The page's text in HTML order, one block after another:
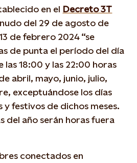
en el Decreto 3T
del 29 de agosto de
de febrero 2024 “se
de punta el período del día
18:00 y las 22:00 horas
abril, mayo, junio, julio,
exceptuándose los días
y festivos de dichos meses.
del año serán horas fuera
conectados en